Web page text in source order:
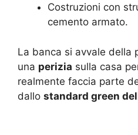
Costruzioni con
cemento armato.
La banca si avvale della
una perizia sulla casa
realmente faccia parte
dallo standard green